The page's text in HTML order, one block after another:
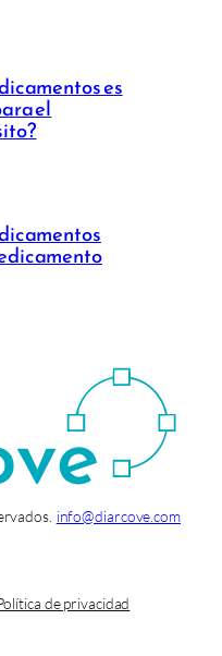
es
el
info@diarcove.com
de privacidad